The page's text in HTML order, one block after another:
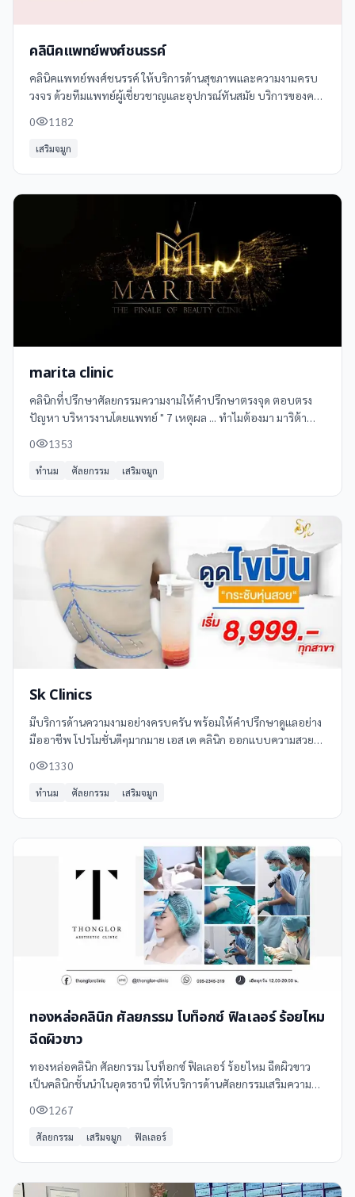
คลินิคแพทย์พงศ์ชนรรค์
คลินิคแพทย์พงศ์ชนรรค์ ให้บริการด้านสุขภาพและความงามครบ
วงจร ด้วยทีมแพทย์ผู้เชี่ยวชาญและอุปกรณ์ทันสมัย บริการของคลิ
และการให้คำปรึกษาด้านสุขภาพ
0 1182
เสริมจมูก
marita clinic
คลินิกที่ปรึกษาศัลยกรรมความงามให้คำปรึกษาตรงจุด ตอบตรง
ปัญหา บริหารงานโดยแพทย์ " 7 เหตุผล ... ทำไมต้องมา มาริต้า
ที่ทันสมัย - Helios,Trios 3. ห้องผ่าตัดมาตรฐานโรงพยาบาลชั้นนำ
4. ซิลิโคน Filler,Botox มาตรฐานจาก USA 5. มีแพทย์ผู้ชำนาญ
0 1353
ทำนม ศัลยกรรม เสริมจมูก
Sk Clinics
มีบริการด้านความงามอย่างครบครัน พร้อมให้คำปรึกษาดูแลอย่าง
มืออาชีพ โปรโมชั่นดีๆมากมาย เอส เค คลินิก ออกแบบความสวย
เราใส่ใจเรื่องคุณภาพ ราคา และการบริการดูแลโดยแพทย์ด้านความ
งาม ที่ได้รับ ความไว้วาง ใจจากผู้มาใช้บริการ และมีการบอกต่อกัน
0 1330
ทำนม ศัลยกรรม เสริมจมูก
ทองหล่อคลินิก ศัลยกรรม โบท็อกซ์ ฟิลเลอร์ ร้อยไหม
ฉีดผิวขาว
ทองหล่อคลินิก ศัลยกรรม โบท็อกซ์ ฟิลเลอร์ ร้อยไหม ฉีดผิวขาว
เป็นคลินิกชั้นนำในอุดรธานี ที่ให้บริการด้านศัลยกรรมเสริมความ
อุปกรณ์ทันสมัย
0 1267
ศัลยกรรม เสริมจมูก ฟิลเลอร์